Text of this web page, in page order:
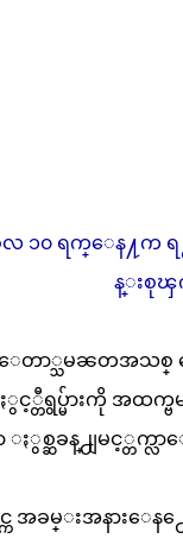
၁၀ ရက္ေန႔က ရ
န္းစုၾ
တာ္သမၼတအသစ္
င့္တီရွပ္မ်ားကို အထက္
ႏွစ္ဆခန္႕ျမင့္တက္
က အခမ္းအနားေ